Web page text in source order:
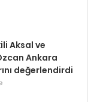
Aksal ve
Ankara
değerlendirdi